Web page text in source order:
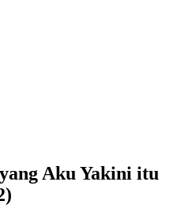
Aku Yakini itu